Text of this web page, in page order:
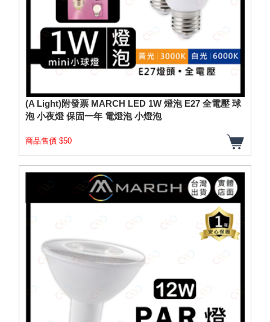
(A Light)附發票 MARCH LED 1W 燈泡 E27 全電壓 球
泡 小夜燈 保固一年 電燈泡 小燈泡
商品售價 $50